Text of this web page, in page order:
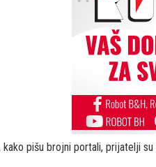
kako pišu brojni portali, prijatelji